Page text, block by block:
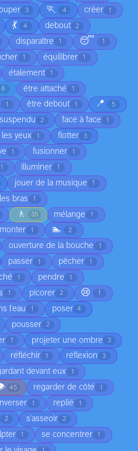
3 🏃 4 créer 1
💃 4 debout 2
disparaître 1 😴 1
1 équilibrer 1
étalement 1
8 être attaché 1
1 être debout 1 📍 5
2 face à face 1
yeux 1 flotter 3
1 fusionner 1
1 illuminer 1
jouer de la musique 1
bras 1
🚶 35 mélange 1
monter 1 🏊 2
ouverture de la bouche 1
passer 1 pêcher 1
1 pendre 1
1 picorer 2 😢 1
l'eau 1 poser 4
pousser 2
1 projeter une ombre 3
réfléchir 1 réflexion 3
devant eux 1
45 regarder de côté 1
1 replié 1
2 s'asseoir 2
1 se concentrer 1